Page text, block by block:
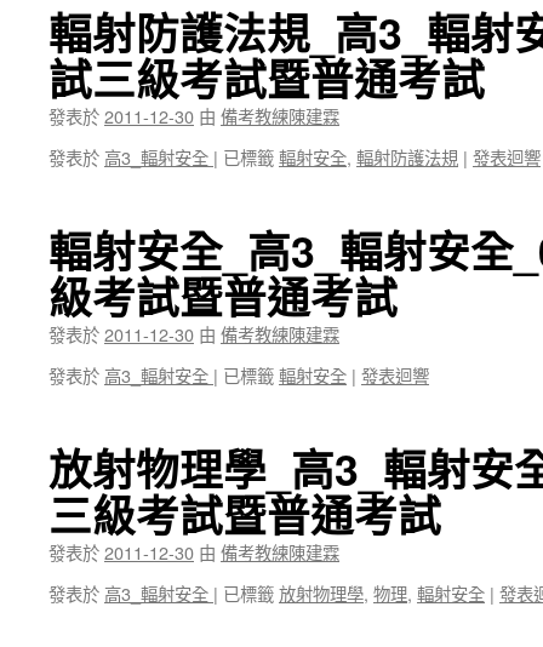
輻射防護法規_高3_輻射
試三級考試暨普通考試
發表於2011-12-30 由 備考教練陳建霖
發表於 高3_輻射安全 | 已標籤輻射安全, 輻射防護法規 | 發表迴響
輻射安全_高3_輻射安全
級考試暨普通考試
發表於2011-12-30 由 備考教練陳建霖
發表於 高3_輻射安全 | 已標籤輻射安全 | 發表迴響
放射物理學_高3_輻射安
三級考試暨普通考試
發表於2011-12-30 由 備考教練陳建霖
發表於 高3_輻射安全 | 已標籤放射物理學, 物理, 輻射安全 | 發表